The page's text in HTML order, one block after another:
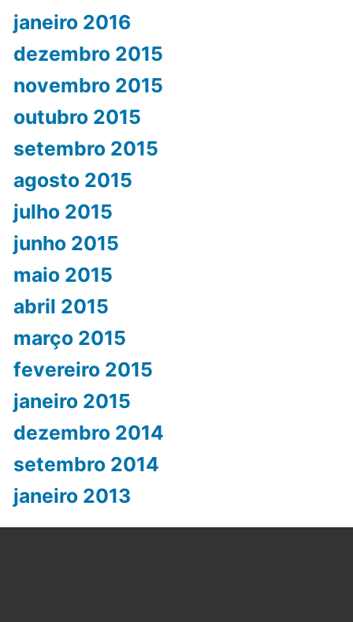
janeiro 2016
dezembro 2015
novembro 2015
outubro 2015
setembro 2015
agosto 2015
julho 2015
junho 2015
maio 2015
abril 2015
março 2015
fevereiro 2015
janeiro 2015
dezembro 2014
setembro 2014
janeiro 2013